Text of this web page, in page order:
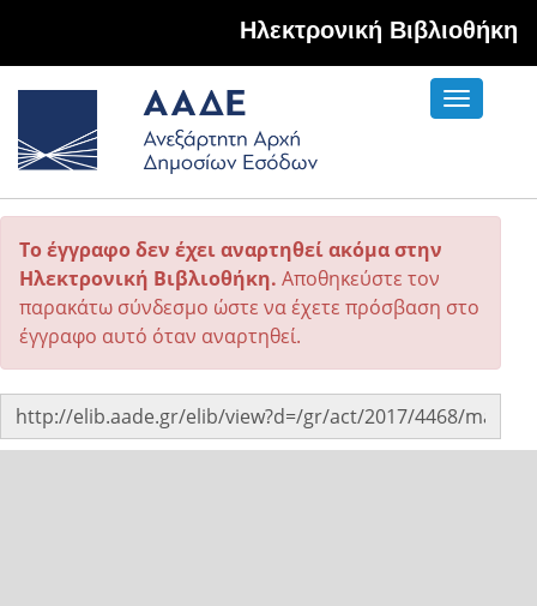
Hλεκτρονική Βιβλιοθήκη
Toggle
Το έγγραφο δεν έχει αναρτηθεί ακόμα στην
Ηλεκτρονική Βιβλιοθήκη. Αποθηκεύστε τον
παρακάτω σύνδεσμο ώστε να έχετε πρόσβαση στο
έγγραφο αυτό όταν αναρτηθεί.